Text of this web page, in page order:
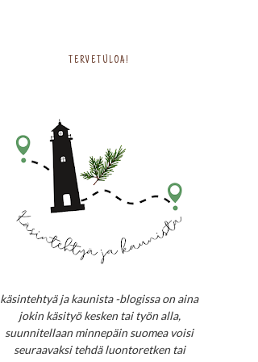
TERVETULOA!
käsintehtyä ja kaunista -blogissa on aina
jokin käsityö kesken tai työn alla,
suunnitellaan minnepäin suomea voisi
seuraavaksi tehdä luontoretken tai